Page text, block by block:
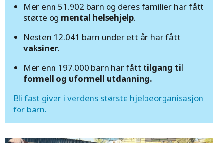
Mer enn 51.902 barn og deres familier har fått
støtte og mental helsehjelp.
Nesten 12.041 barn under ett år har fått
vaksiner.
Mer enn 197.000 barn har fått tilgang til
formell og uformell utdanning.
Bli fast giver i verdens største hjelpeorganisasjon
for barn.